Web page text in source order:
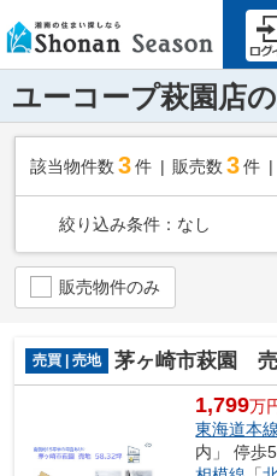
ユーコープ萩園店
該当物件数 3件 販売数 3 件
絞り込み条件： なし
販売物件のみ
売買 | 売地 茅ヶ崎市萩園
1,799万
東海道本線
内」 停歩